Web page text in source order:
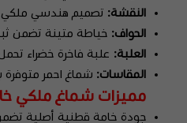
النقشة: تصميم هندسي ملكي
الحواف: خياطة متينة تضمن
العلبة: علبة فاخرة خضراء
المقاسات: شماغ احمر
مميزات شماغ ملكي
جودة خامة قطنية أصلية